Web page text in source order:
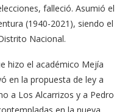
falleció. Asumió el
(1940-2021), siendo el
Nacional.
hizo el académico Mejía
en la propuesta de ley a
a Los Alcarrizos y a Pedro